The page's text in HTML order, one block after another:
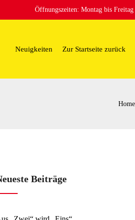
Öffnungszeiten: Montag bis
Neuigkeiten Zur Startseite zurück
Home
Beiträge